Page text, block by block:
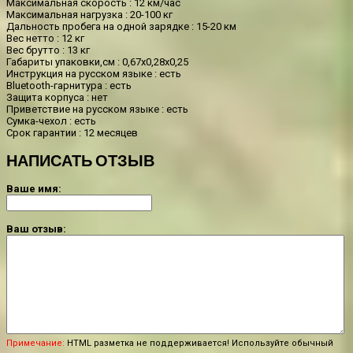
Максимальная скорость : 12 км/час
Максимальная нагрузка : 20-100 кг
Дальность пробега на одной зарядке : 15-20 км
Вес нетто : 12 кг
Вес брутто : 13 кг
Габариты упаковки,см : 0,67х0,28х0,25
Инструкция на русском языке : есть
Bluetooth-гарнитура : есть
Защита корпуса : нет
Приветствие на русском языке : есть
Сумка-чехол : есть
Срок гарантии : 12 месяцев
НАПИСАТЬ ОТЗЫВ
Ваше имя:
Ваш отзыв:
Примечание: HTML разметка не поддерживается! Используйте обычный